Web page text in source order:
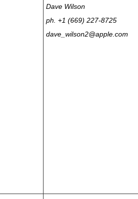
Dave Wilson
ph. +1 (669) 227-8725
dave_wilson2@apple.com